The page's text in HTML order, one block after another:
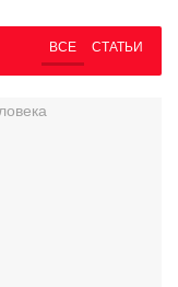
ВСЕ СТАТЬИ